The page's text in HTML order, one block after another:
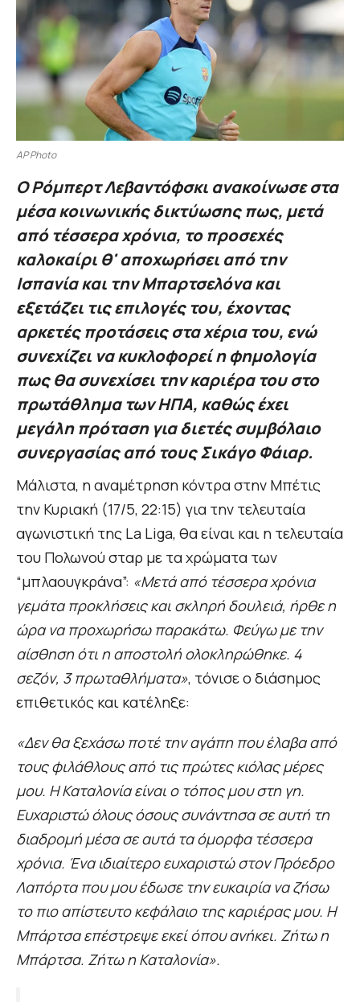
AP Photo
Ο Ρόμπερτ Λεβαντόφσκι ανακοίνωσε στα
μέσα κοινωνικής δικτύωσης πως, μετά
από τέσσερα χρόνια, το προσεχές
καλοκαίρι θ' αποχωρήσει από την
Ισπανία και την Μπαρτσελόνα και
εξετάζει τις επιλογές του, έχοντας
αρκετές προτάσεις στα χέρια του, ενώ
συνεχίζει να κυκλοφορεί η φημολογία
πως θα συνεχίσει την καριέρα του στο
πρωτάθλημα των ΗΠΑ, καθώς έχει
μεγάλη πρόταση για διετές συμβόλαιο
συνεργασίας από τους Σικάγο Φάιαρ.
Μάλιστα, η αναμέτρηση κόντρα στην Μπέτις
την Κυριακή (17/5, 22:15) για την τελευταία
αγωνιστική της La Liga, θα είναι και η τελευταία
του Πολωνού σταρ με τα χρώματα των
“μπλαουγκράνα”: «Μετά από τέσσερα χρόνια
γεμάτα προκλήσεις και σκληρή δουλειά, ήρθε η
ώρα να προχωρήσω παρακάτω. Φεύγω με την
αίσθηση ότι η αποστολή ολοκληρώθηκε. 4
σεζόν, 3 πρωταθλήματα», τόνισε ο διάσημος
επιθετικός και κατέληξε:
«Δεν θα ξεχάσω ποτέ την αγάπη που έλαβα από
τους φιλάθλους από τις πρώτες κιόλας μέρες
μου. Η Καταλονία είναι ο τόπος μου στη γη.
Ευχαριστώ όλους όσους συνάντησα σε αυτή τη
διαδρομή μέσα σε αυτά τα όμορφα τέσσερα
χρόνια. Ένα ιδιαίτερο ευχαριστώ στον Πρόεδρο
Λαπόρτα που μου έδωσε την ευκαιρία να ζήσω
το πιο απίστευτο κεφάλαιο της καριέρας μου. Η
Μπάρτσα επέστρεψε εκεί όπου ανήκει. Ζήτω η
Μπάρτσα. Ζήτω η Καταλονία».